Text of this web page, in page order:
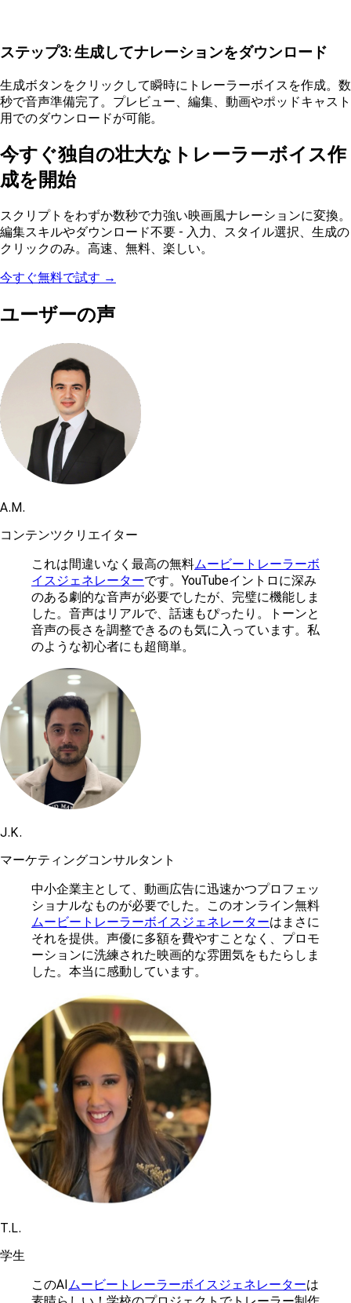
ステップ3: 生成してナレーションをダウンロード
生成ボタンをクリックして瞬時にトレーラーボイスを作成。数
秒で音声準備完了。プレビュー、編集、動画やポッドキャスト
用でのダウンロードが可能。
今すぐ独自の壮大なトレーラーボイス作
成を開始
スクリプトをわずか数秒で力強い映画風ナレーションに変換。
編集スキルやダウンロード不要 - 入力、スタイル選択、生成の
クリックのみ。高速、無料、楽しい。
今すぐ無料で試す →
ユーザーの声
A.M.
コンテンツクリエイター
これは間違いなく最高の無料ムービートレーラーボ
イスジェネレーターです。YouTubeイントロに深み
のある劇的な音声が必要でしたが、完璧に機能しま
した。音声はリアルで、話速もぴったり。トーンと
音声の長さを調整できるのも気に入っています。私
のような初心者にも超簡単。
J.K.
マーケティングコンサルタント
中小企業主として、動画広告に迅速かつプロフェッ
ショナルなものが必要でした。このオンライン無料
ムービートレーラーボイスジェネレーターはまさに
それを提供。声優に多額を費やすことなく、プロモ
ーションに洗練された映画的な雰囲気をもたらしま
した。本当に感動しています。
T.L.
学生
このAIムービートレーラーボイスジェネレーターは